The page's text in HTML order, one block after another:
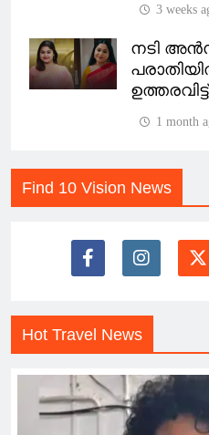
3 weeks
നടി
1 month
Find 10 Vision News
Hot Travel News